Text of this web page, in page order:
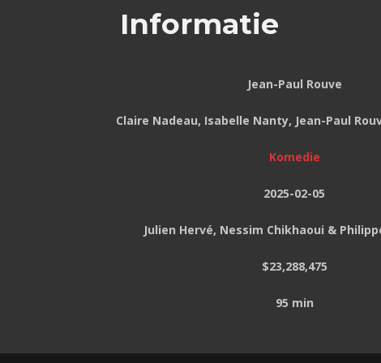
Informatie
Jean-Paul Rouve
Claire Nadeau, Isabelle Nanty, Jean-Paul
Komedie
2025-02-05
Julien Hervé, Nessim Chikhaoui &
$23,288,475
95 min